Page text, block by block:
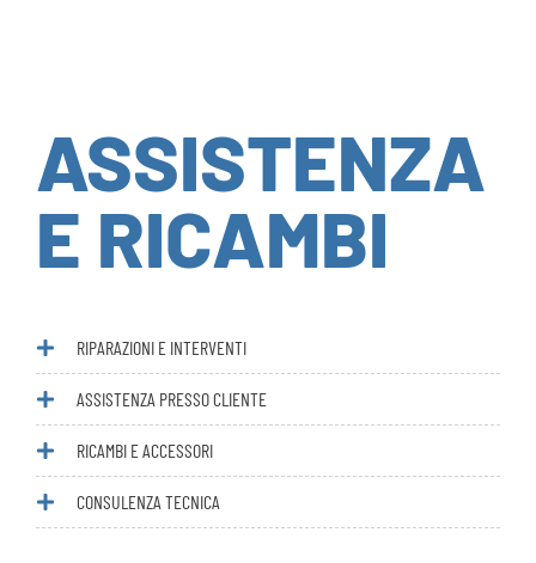
ASSISTENZA
E RICAMBI
ASSISTENZA PRESSO CLIENTE
RICAMBI E ACCESSORI
CONSULENZA TECNICA